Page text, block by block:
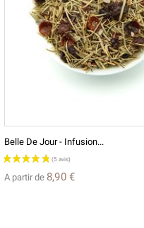
Belle De Jour - Infusion...
A partir de 8,90 €